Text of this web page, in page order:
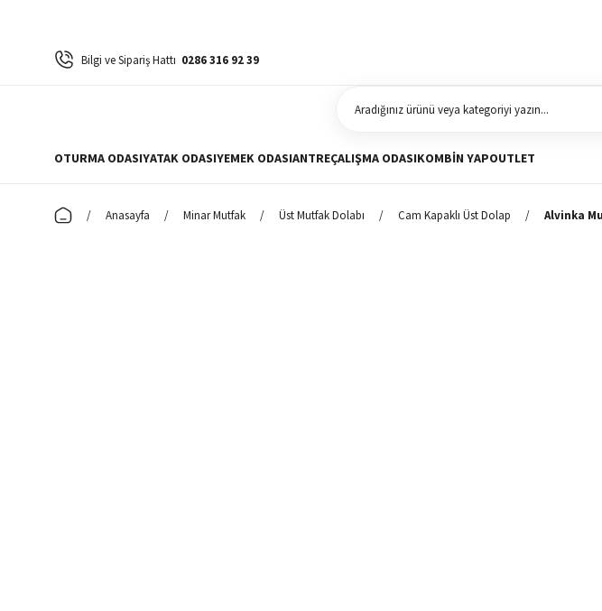
Bilgi ve Sipariş Hattı 0286 316 92 39
OTURMA ODASIYATAK ODASIYEMEK ODASIANTREÇALIŞMA ODASIKOMBIN YAPOUTLET
Anasayfa Minar Mutfak Üst Mutfak Dolabı Cam Kapaklı Üst Dolap Alvinka